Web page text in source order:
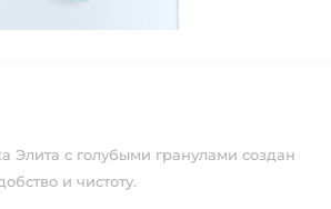
Элита с голубыми гранулами создан
и чистоту.